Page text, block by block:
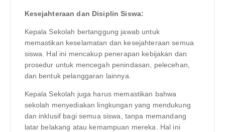
Kesejahteraan dan Disiplin Siswa:
Kepala Sekolah bertanggung jawab untuk
memastikan keselamatan dan kesejahteraan semua
siswa. Hal ini mencakup penerapan kebijakan dan
prosedur untuk mencegah penindasan, pelecehan,
dan bentuk pelanggaran lainnya.
Kepala Sekolah juga harus memastikan bahwa
sekolah menyediakan lingkungan yang mendukung
dan inklusif bagi semua siswa, tanpa memandang
latar belakang atau kemampuan mereka. Hal ini